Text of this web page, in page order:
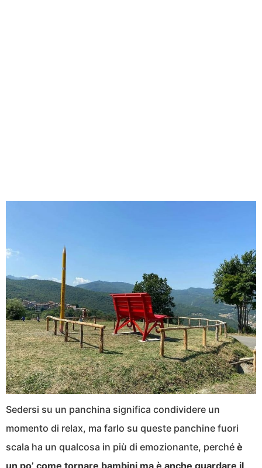
Sedersi su un panchina significa condividere un
momento di relax, ma farlo su queste panchine fuori
scala ha un qualcosa in più di emozionante, perché è